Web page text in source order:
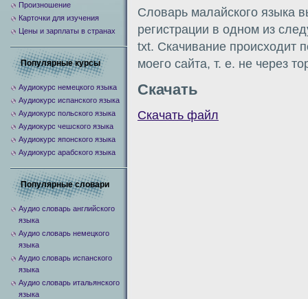
Словарь малайского языка
регистрации в одном из
txt. Скачивание происходит
моего сайта, т. е. не через
Скачать
Скачать файл
Произношение
Карточки для изучения
Цены и зарплаты в странах
Популярные курсы
Аудиокурс немецкого языка
Аудиокурс испанского языка
Аудиокурс польского языка
Аудиокурс чешского языка
Аудиокурс японского языка
Аудиокурс арабского языка
Популярные словари
Аудио словарь английского
языка
Аудио словарь немецкого
языка
Аудио словарь испанского
языка
Аудио словарь итальянского
языка